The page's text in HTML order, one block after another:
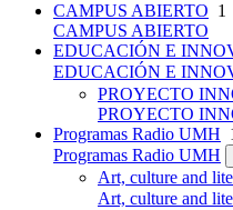
CAMPUS ABIERTO 1
CAMPUS ABIERTO
EDUCACIÓN E
EDUCACIÓN E
PROYECTO
PROYECTO
Programas Radio UMH
Programas Radio UMH
Art, culture and
Art, culture and